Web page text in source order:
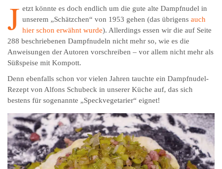
J etzt könnte es doch endlich um die gute alte Dampfnudel in
unserem „Schätzchen“ von 1953 gehen (das übrigens auch
hier schon erwähnt wurde). Allerdings essen wir die auf Seite
288 beschriebenen Dampfnudeln nicht mehr so, wie es die
Anweisungen der Autoren vorschreiben – vor allem nicht mehr als
Süßspeise mit Kompott.
Denn ebenfalls schon vor vielen Jahren tauchte ein Dampfnudel-
Rezept von Alfons Schubeck in unserer Küche auf, das sich
bestens für sogenannte „Speckvegetarier“ eignet!